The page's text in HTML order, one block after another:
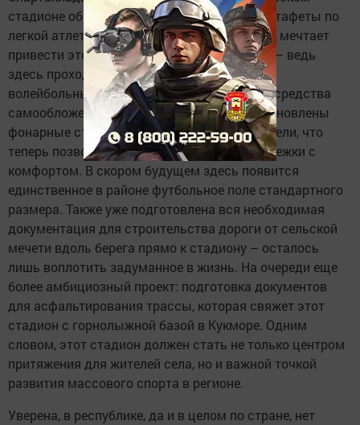
стадионе общей площадью 3,7 гектара с эстафеты по
легкой атлетике. Кстати, Ришат Рафкатович мечтает
привести этот стадион в современный вид – ведь
здесь проходят футбольные матчи, летние
волейбольные турниры. Два года назад на средства
самообложения вокруг стадиона были установлены
фонарные столбы и проложены электрокабели, что
теперь позволяет совершать вечерние пробежки с
комфортом. В скором будущем здесь появится
единственное в районе футбольное поле стандартного
размера. Также уже подготовлена вся необходимая
документация для строительства дороги от сельской
мечети вдоль берега прямо к стадиону – осталось
лишь воплотить задуманное в жизнь. На очереди еще
более амбициозный проект: подготовка документов
для асфальтирования трассы, которая свяжет этот
стадион с горнолыжной базой в Кукморе. Одним
словом, этот стадион должен стать не только центром
притяжения для жителей села, но и важной точкой
развития массового спорта в регионе.
Уверена, в республике, да и в целом по стране, нет